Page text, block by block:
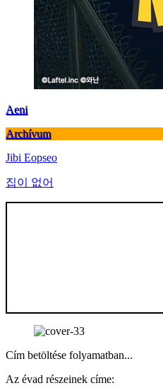
Aeni
Archívum
Jibi Eopseo
집이 없어
Cím betöltése folyamatban...
Az évad részeinek címe: